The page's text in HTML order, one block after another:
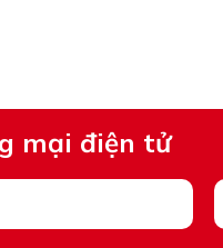
mại điện tử